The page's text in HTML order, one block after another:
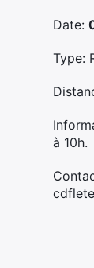
Date:
Type:
à 10h.